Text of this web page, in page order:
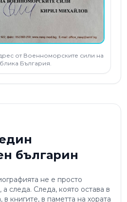
от Военноморските сили на
България.
българин
не е просто
следа. Следа, която остава в
книгите, в паметта на хората